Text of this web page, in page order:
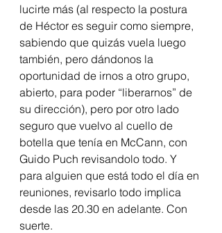
lucirte más (al respecto la postura
de Héctor es seguir como siempre,
sabiendo que quizás vuela luego
también, pero dándonos la
oportunidad de irnos a otro grupo,
abierto, para poder “liberarnos” de
su dirección), pero por otro lado
seguro que vuelvo al cuello de
botella que tenía en McCann, con
Guido Puch revisandolo todo. Y
para alguien que está todo el día en
reuniones, revisarlo todo implica
desde las 20.30 en adelante. Con
suerte.